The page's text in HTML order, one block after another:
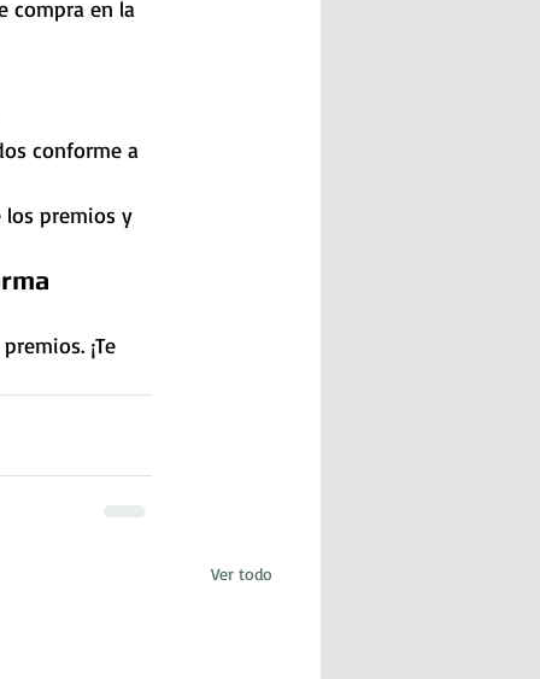
compra en la
conforme a
los premios y
¡Te
Ver todo